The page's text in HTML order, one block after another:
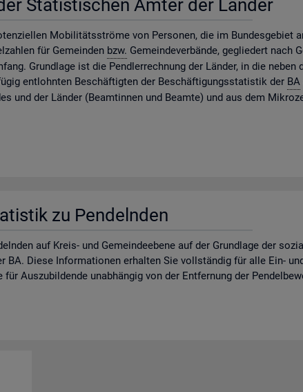
Sta­tis­ti­schen Ämter der Län­der
Mo­bi­li­täts­strö­me von Per­so­nen, die im Bun­des­ge­biet
für Ge­mein­den bzw. Ge­mein­de­ver­bän­de, ge­glie­dert nach
Grund­la­ge ist die Pend­ler­rech­nung der Län­der, in die
ent­lohn­ten Be­schäf­tig­ten der Be­schäf­ti­gungs­sta­tis­tik der BA
und der Län­der (Be­am­tin­nen und Be­am­te) und aus dem
zu Pen­deln­den
auf Kreis- und Ge­mein­de­ebe­ne auf der Grund­la­ge der
Diese In­for­ma­tio­nen er­hal­ten Sie voll­stän­dig für alle Ein-
Aus­zu­bil­den­de un­ab­hän­gig von der Ent­fer­nung der